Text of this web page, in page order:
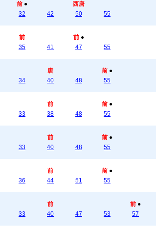
前 ●
32
42
西唐
50
55
前
35
41
前 ●
47
55
34
唐
40
48
前 ●
55
33
前
38
48
前 ●
55
33
前
40
48
前 ●
55
36
前
44
51
前 ●
55
33
前
40
47 53
前 ●
57